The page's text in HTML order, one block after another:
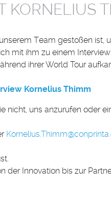
KORNELIUS
Team gestoßen ist,
mit ihm zu einem
ihrer World Tour
Kornelius Thimm
nicht, uns anzurufen oder
Kornelius.Thimm@
der Innovation bis zur